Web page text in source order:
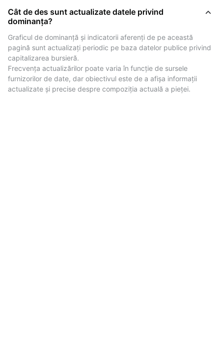
The data shown on this page represents current
market capitalization ratios based on publicly
These figures provide an overview of Bitcoin's relative
weight within the broader cryptocurrency market.
In addition to BTC and ETH, this page includes data
for other leading cryptocurrencies such as USDT, BNB,
and XRP.
Cât de des sunt actualizate datele privind
dominanța?
Graficul de dominanță și indicatorii aferenți de pe această
pagină sunt actualizați periodic pe baza datelor publice privind
capitalizarea bursieră.
Frecvența actualizărilor poate varia în funcție de sursele
furnizorilor de date, dar obiectivul este de a afișa informații
actualizate și precise despre compoziția actuală a pieței.